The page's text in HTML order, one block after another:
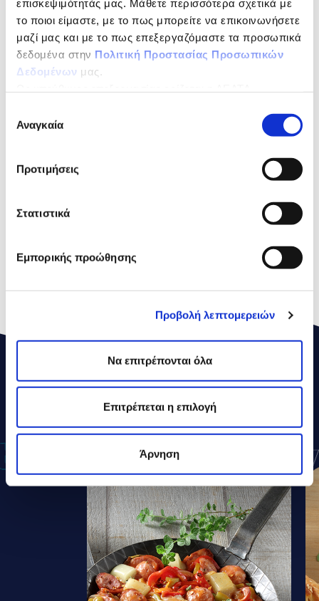
επισκεψιμότητάς μας. Μάθετε περισσότερα σχετικά με
το ποιοι είμαστε, με το πως μπορείτε να επικοινωνήσετε
μαζί μας και με το πως επεξεργαζόμαστε τα προσωπικά
δεδομένα στην Πολιτική Προστασίας Προσωπικών
Δεδομένων μας.
συγκατάθεσης
Αναγκαία
Προτιμήσεις
Στατιστικά
Εμπορικής προώθησης
Προβολή λεπτομερειών
Να επιτρέπονται όλα
Επιτρέπεται η επιλογή
Άρνηση
ΔΙΑΤΡΟΦΙΚΗ ΔΗΛΩΣΗ
ανά 100 g
Ενέργεια
1557kJ / 375Kcal
Λιπαρά
29,5g
εκ των οποίων
Οξέα
20,4g
0,5g
εκ των οποίων
0,5g
Πρωτεΐνες
26,9g